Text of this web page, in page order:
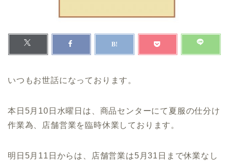
いつもお世話になっております。
本日5月10日水曜日は、商品センターにて夏服の仕分け
作業為、店舗営業を臨時休業しております。
明日5月11日からは、店舗営業は5月31日まで休業なし